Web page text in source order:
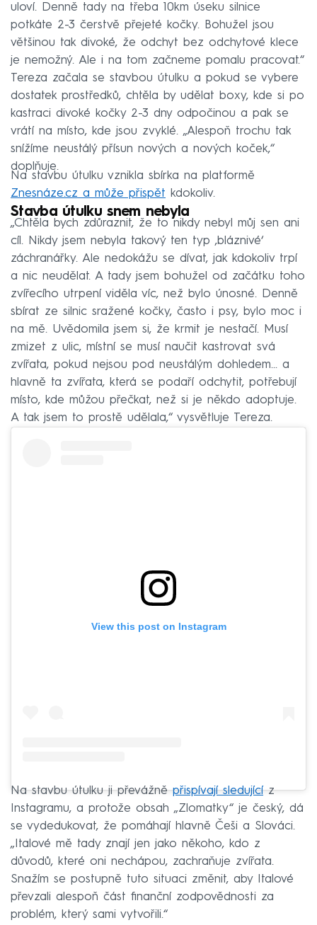
uloví. Denně tady na třeba 10km úseku silnice
potkáte 2-3 čerstvě přejeté kočky. Bohužel jsou
většinou tak divoké, že odchyt bez odchytové klece
je nemožný. Ale i na tom začneme pomalu pracovat.“
Tereza začala se stavbou útulku a pokud se vybere
dostatek prostředků, chtěla by udělat boxy, kde si po
kastraci divoké kočky 2-3 dny odpočinou a pak se
vrátí na místo, kde jsou zvyklé. „Alespoň trochu tak
snížíme neustálý přísun nových a nových koček,“
doplňuje.
Na stavbu útulku vznikla sbírka na platformě
Znesnáze.cz a může přispět kdokoliv.
Stavba útulku snem nebyla
„Chtěla bych zdůraznit, že to nikdy nebyl můj sen ani
cíl. Nikdy jsem nebyla takový ten typ ‚bláznivé‘
záchranářky. Ale nedokážu se dívat, jak kdokoliv trpí
a nic neudělat. A tady jsem bohužel od začátku toho
zvířecího utrpení viděla víc, než bylo únosné. Denně
sbírat ze silnic sražené kočky, často i psy, bylo moc i
na mě. Uvědomila jsem si, že krmit je nestačí. Musí
zmizet z ulic, místní se musí naučit kastrovat svá
zvířata, pokud nejsou pod neustálým dohledem... a
hlavně ta zvířata, která se podaří odchytit, potřebují
místo, kde můžou přečkat, než si je někdo adoptuje.
A tak jsem to prostě udělala,“ vysvětluje Tereza.
View this post on Instagram
Na stavbu útulku ji převážněpřispívají sledujícíz
Instagramu, a protože obsah „Zlomatky“ je český, dá
se vydedukovat, že pomáhají hlavně Češi a Slováci.
„Italové mě tady znají jen jako někoho, kdo z
důvodů, které oni nechápou, zachraňuje zvířata.
Snažím se postupně tuto situaci změnit, aby Italové
převzali alespoň část finanční zodpovědnosti za
problém, který sami vytvořili.“